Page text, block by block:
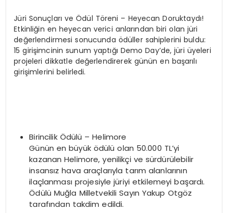
Jüri Sonuçları ve Ödül Töreni – Heyecan Doruktaydı!
Etkinliğin en heyecan verici anlarından biri olan jüri
değerlendirmesi sonucunda ödüller sahiplerini buldu:
15 girişimcinin sunum yaptığı Demo Day’de, jüri üyeleri
projeleri dikkatle değerlendirerek günün en başarılı
girişimlerini belirledi.
Birincilik Ödülü – Helimore
Günün en büyük ödülü olan 50.000 TL’yi
kazanan Helimore, yenilikçi ve sürdürülebilir
insansız hava araçlarıyla tarım alanlarının
ilaçlanması projesiyle jüriyi etkilemeyi başardı.
Ödülü Muğla Milletvekili Sayın Yakup Otgöz
tarafından takdim edildi.